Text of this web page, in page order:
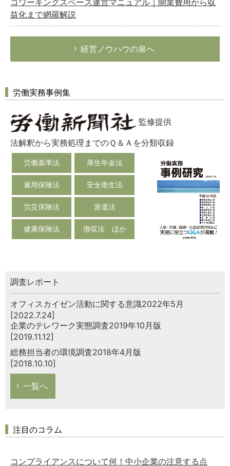
コワーキングスペース運営マニュアル｜開業費用から収
益化まで網羅解説
経営ノウハウの泉へ
労働実務事例集
監修提供
法解釈から実務処理までのＱ＆Ａを分類収録
労働基準法 厚生年金法
雇用保険法 安全衛生法
労災保険法 派遣法
健康保険法 徴収法 ほか
調査レポート
オフィスカイゼン活動に関する意識2022年5月
[2022.7.24]
企業のテレワーク実態調査2019年10月版
[2019.11.12]
総務担当者の環境調査2018年4月版
[2018.10.10]
一覧へ
注目のコラム
コンプライアンスについて何！中小企業の注意する点